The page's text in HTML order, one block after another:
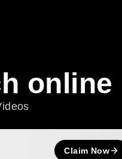
online
Claim Now